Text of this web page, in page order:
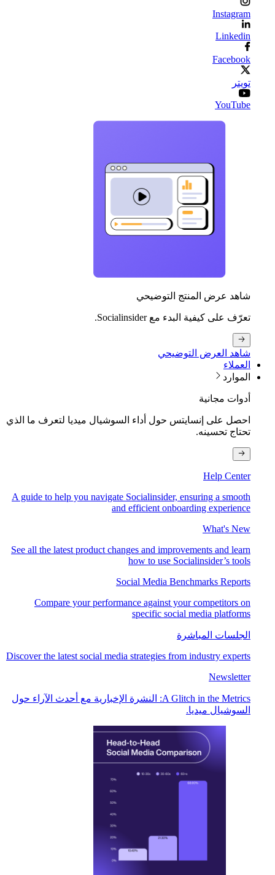
Instagram
Linkedin
Facebook
تويتر
YouTube
شاهد عرض المنتج التوضيحي
تعرّف على كيفية البدء مع Socialinsider.
شاهد العرض التوضيحي
العملاء
الموارد
أدوات مجانية
احصل على إنسايتس حول أداء السوشيال ميديا لتعرف ما الذي
تحتاج تحسينه.
Help Center
A guide to help you navigate Socialinsider, ensuring a smooth
and efficient onboarding experience
What's New
See all the latest product changes and improvements and learn
how to use Socialinsider’s tools
Social Media Benchmarks Reports
Compare your performance against your competitors on
specific social media platforms
الجلسات المباشرة
Discover the latest social media strategies from industry experts
Newsletter
A Glitch in the Metrics: النشرة الإخبارية مع أحدث الآراء حول
السوشيال ميديا.